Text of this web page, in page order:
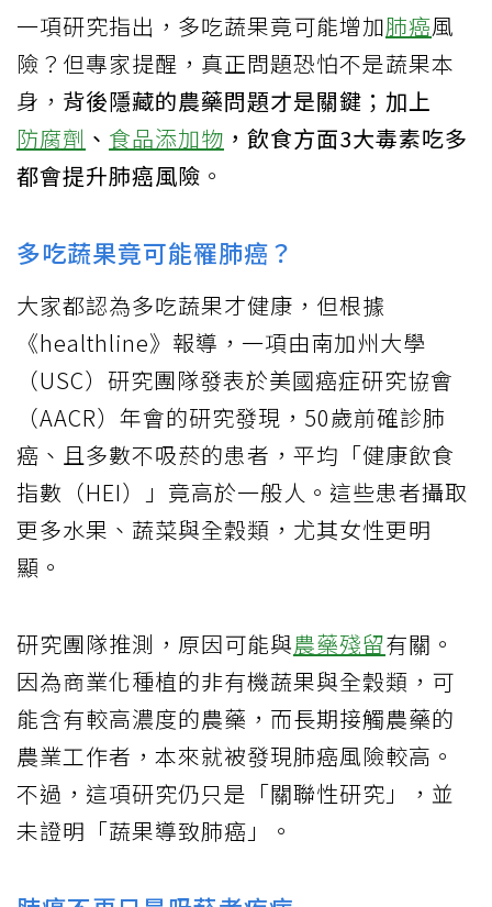
一項研究指出，多吃蔬果竟可能增加肺癌風
險？但專家提醒，真正問題恐怕不是蔬果本
身， 背後隱藏的農藥問題才是關鍵；加上
防腐劑 、 食品添加物 ，飲食方面3大毒素吃多
都會提升肺癌風險 。
多吃蔬果竟可能罹肺癌？
大家都認為多吃蔬果才健康，但根據
《healthline》報導，一項由南加州大學
（USC）研究團隊發表於美國癌症研究協會
（AACR）年會的研究發現，50歲前確診肺
癌、且多數不吸菸的患者，平均「健康飲食
指數（HEI）」竟高於一般人。這些患者攝取
更多水果、蔬菜與全穀類，尤其女性更明
顯。
研究團隊推測，原因可能與農藥殘留有關。
因為商業化種植的非有機蔬果與全穀類，可
能含有較高濃度的農藥，而長期接觸農藥的
農業工作者，本來就被發現肺癌風險較高。
不過，這項研究仍只是「關聯性研究」，並
未證明「蔬果導致肺癌」。